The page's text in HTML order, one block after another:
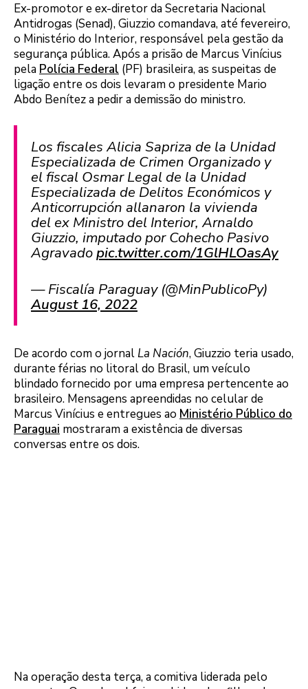
Ex-promotor e ex-diretor da Secretaria Nacional
Antidrogas (Senad), Giuzzio comandava, até fevereiro,
o Ministério do Interior, responsável pela gestão da
segurança pública. Após a prisão de Marcus Vinícius
pela Polícia Federal (PF) brasileira, as suspeitas de
ligação entre os dois levaram o presidente Mario
Abdo Benítez a pedir a demissão do ministro.
Los fiscales Alicia Sapriza de la Unidad
Especializada de Crimen Organizado y
el fiscal Osmar Legal de la Unidad
Especializada de Delitos Económicos y
Anticorrupción allanaron la vivienda
del ex Ministro del Interior, Arnaldo
Giuzzio, imputado por Cohecho Pasivo
Agravadopic.twitter.com/1GlHLOasAy
— Fiscalía Paraguay (@MinPublicoPy)
August 16, 2022
De acordo com o jornalLa Nación, Giuzzio teria usado,
durante férias no litoral do Brasil, um veículo
blindado fornecido por uma empresa pertencente ao
brasileiro. Mensagens apreendidas no celular de
Marcus Vinícius e entregues ao Ministério Público do
Paraguai mostraram a existência de diversas
conversas entre os dois.
Na operação desta terça, a comitiva liderada pelo